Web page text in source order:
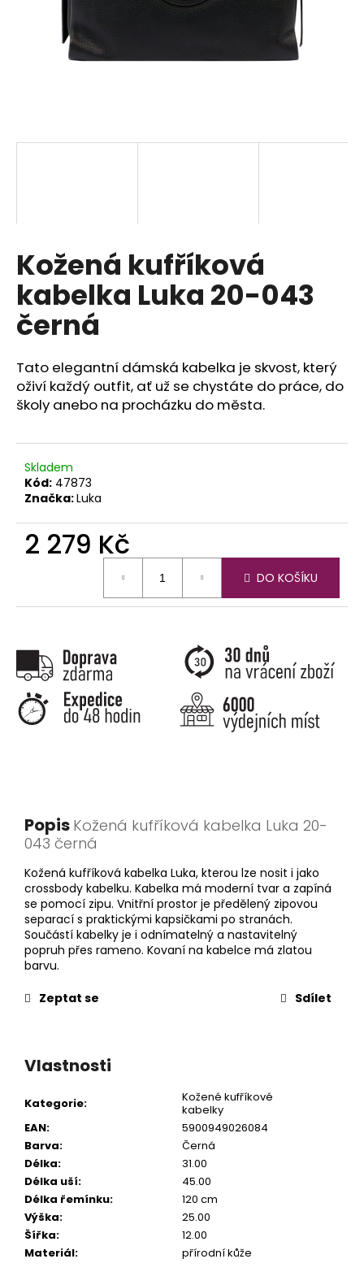
Kožená kufříková
kabelka Luka 20-043
černá
Tato elegantní dámská kabelka je skvost, který
oživí každý outfit, ať už se chystáte do práce, do
školy anebo na procházku do města.
Skladem
Kód: 47873
Značka:Luka
2 279 Kč
DO KOŠÍKU
Popis Kožená kufříková kabelka Luka 20-
043 černá
Kožená kufříková kabelka Luka, kterou lze nosit i jako
crossbody kabelku. Kabelka má moderní tvar a zapíná
se pomocí zipu. Vnitřní prostor je předělený zipovou
separací s praktickými kapsičkami po stranách.
Součástí kabelky je i odnímatelný a nastavitelný
popruh přes rameno. Kovaní na kabelce má zlatou
barvu.
Zeptat se
Sdílet
Vlastnosti
Kategorie:
Kožené kufříkové
kabelky
EAN:
5900949026084
Barva:
Černá
Délka:
31.00
Délka uší:
45.00
Délka řemínku:
120 cm
Výška:
25.00
Šířka:
12.00
Materiál: přírodní kůže
D
o
p
o
r
č
u
j
m